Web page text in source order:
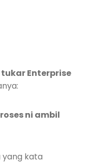
tukar Enterprise
ni ambil
yang kata